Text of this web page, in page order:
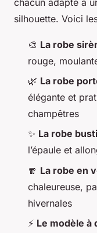
silhouette. Voici
🎨 La robe
rouge,
🌿 La robe
élégante et
champêtres
✨ La robe
l’épaule et
🧣 La robe en
chaleureuse,
hivernales
⚡ Le modèle à